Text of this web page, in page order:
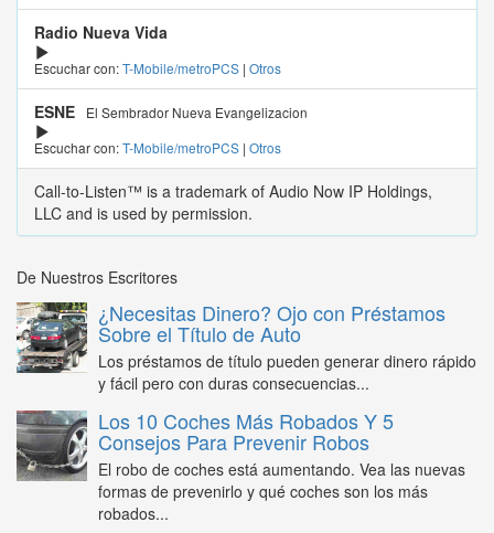
Radio Nueva Vida
Escuchar con:T-Mobile/metroPCS | Otros
ESNE
El Sembrador Nueva Evangelizacion
Escuchar con:T-Mobile/metroPCS | Otros
Call-to-Listen™ is a trademark of Audio Now IP Holdings,
LLC and is used by permission.
De Nuestros Escritores
¿Necesitas Dinero? Ojo con Préstamos
Sobre el Título de Auto
Los préstamos de título pueden generar dinero rápido
y fácil pero con duras consecuencias...
Los 10 Coches Más Robados Y 5
Consejos Para Prevenir Robos
El robo de coches está aumentando. Vea las nuevas
formas de prevenirlo y qué coches son los más
robados...